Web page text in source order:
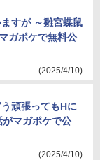
すが ～雛宮蝶鼠
ガポケで無料公
(2025/4/10)
頑張ってもHに
マガポケで公
(2025/4/10)